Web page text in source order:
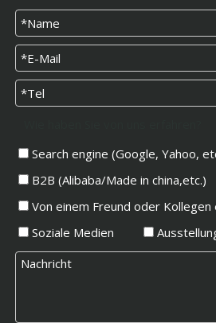
Search engine (Google, Yahoo,
B2B (Alibaba/Made in china,etc.)
Von einem Freund oder Kollegen
Soziale Medien